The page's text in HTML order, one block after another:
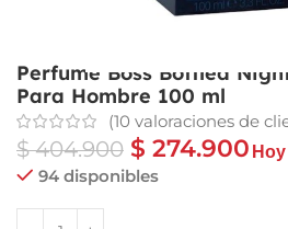
Perfume Boss Bottled
Para Hombre 100 ml
(10 valoraciones de
$404.900 $ 274.900 Hoy
94 disponibles